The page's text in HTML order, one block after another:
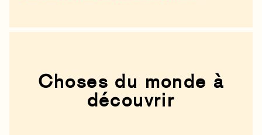
Choses du monde à
découvrir